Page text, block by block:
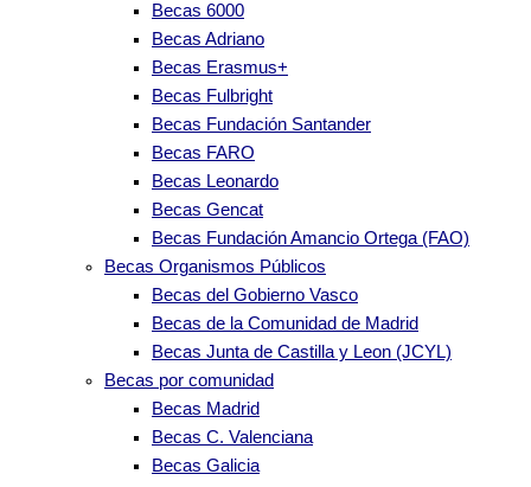
Becas 6000
Becas Adriano
Becas Erasmus+
Becas Fulbright
Becas Fundación Santander
Becas FARO
Becas Leonardo
Becas Gencat
Becas Fundación Amancio Ortega (FAO)
Becas Organismos Públicos
Becas del Gobierno Vasco
Becas de la Comunidad de Madrid
Becas Junta de Castilla y Leon (JCYL)
Becas por comunidad
Becas Madrid
Becas C. Valenciana
Becas Galicia